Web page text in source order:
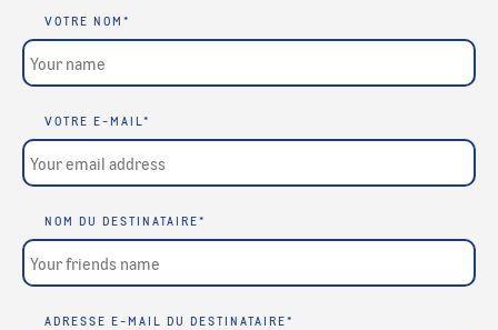
VOTRE NOM *
VOTRE E-MAIL*
NOM DU DESTINATAIRE*
ADRESSE E-MAIL DU DESTINATAIRE*